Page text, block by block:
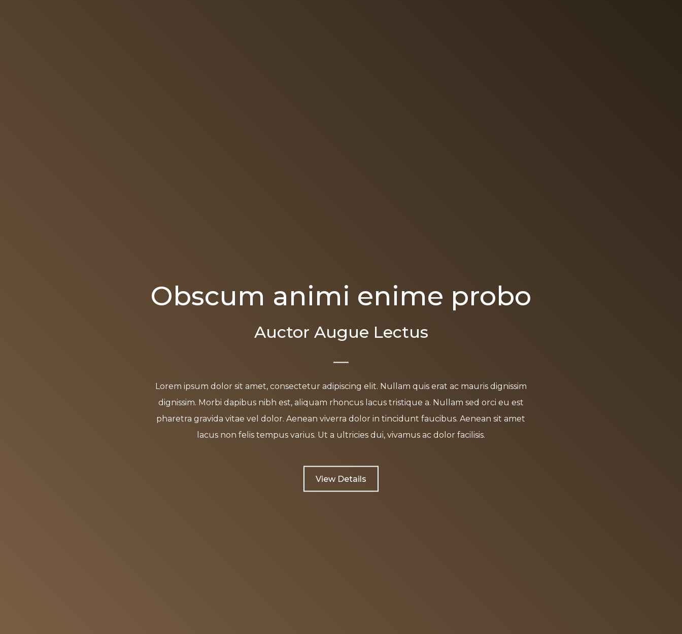
Obscum animi enime probo
Auctor Augue Lectus
Lorem ipsum dolor sit amet, consectetur adipiscing elit. Nullam quis erat ac mauris dignissim
dignissim. Morbi dapibus nibh est, aliquam rhoncus lacus tristique a. Nullam sed orci eu est
pharetra gravida vitae vel dolor. Aenean viverra dolor in tincidunt faucibus. Aenean sit amet
lacus non felis tempus varius. Ut a ultricies dui, vivamus ac dolor facilisis.
View Details